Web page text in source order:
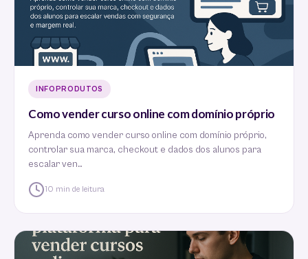
INFOPRODUTOS
Como vender curso online com domínio próprio
Aprenda como vender curso online com domínio próprio,
controlar sua marca, checkout e dados dos alunos para
escalar ven…
10 min de leitura